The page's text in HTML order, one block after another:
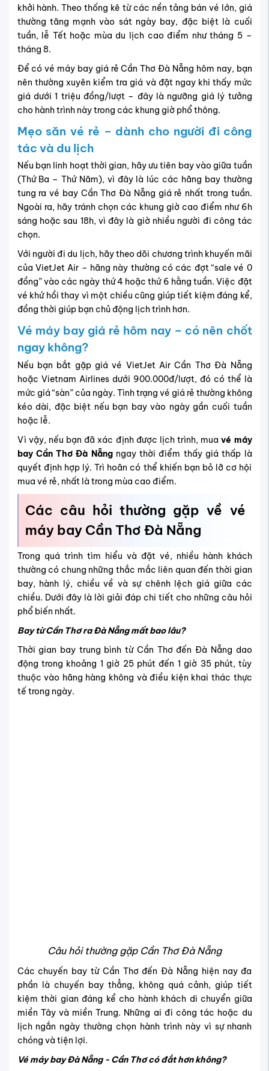
khởi hành. Theo thống kê từ các nền tảng bán vé lớn, giá
thường tăng mạnh vào sát ngày bay, đặc biệt là cuối
tuần, lễ Tết hoặc mùa du lịch cao điểm như tháng 5 –
tháng 8.
Để có vé máy bay giá rẻ Cần Thơ Đà Nẵng hôm nay, bạn
nên thường xuyên kiểm tra giá và đặt ngay khi thấy mức
giá dưới 1 triệu đồng/lượt – đây là ngưỡng giá lý tưởng
cho hành trình này trong các khung giờ phổ thông.
Mẹo săn vé rẻ – dành cho người đi công
tác và du lịch
Nếu bạn linh hoạt thời gian, hãy ưu tiên bay vào giữa tuần
(Thứ Ba – Thứ Năm), vì đây là lúc các hãng bay thường
tung ra vé bay Cần Thơ Đà Nẵng giá rẻ nhất trong tuần.
Ngoài ra, hãy tránh chọn các khung giờ cao điểm như 6h
sáng hoặc sau 18h, vì đây là giờ nhiều người đi công tác
chọn.
Với người đi du lịch, hãy theo dõi chương trình khuyến mãi
của VietJet Air – hãng này thường có các đợt “sale vé 0
đồng” vào các ngày thứ 4 hoặc thứ 6 hằng tuần. Việc đặt
vé khứ hồi thay vì một chiều cũng giúp tiết kiệm đáng kể,
đồng thời giúp bạn chủ động lịch trình hơn.
Vé máy bay giá rẻ hôm nay – có nên chốt
ngay không?
Nếu bạn bắt gặp giá vé VietJet Air Cần Thơ Đà Nẵng
hoặc Vietnam Airlines dưới 900.000đ/lượt, đó có thể là
mức giá “sàn” của ngày. Tình trạng vé giá rẻ thường không
kéo dài, đặc biệt nếu bạn bay vào ngày gần cuối tuần
hoặc lễ.
Vì vậy, nếu bạn đã xác định được lịch trình, muavé máy
bay Cần Thơ Đà Nẵngngay thời điểm thấy giá thấp là
quyết định hợp lý. Trì hoãn có thể khiến bạn bỏ lỡ cơ hội
mua vé rẻ, nhất là trong mùa cao điểm.
Các câu hỏi thường gặp về vé
máy bay Cần Thơ Đà Nẵng
Trong quá trình tìm hiểu và đặt vé, nhiều hành khách
thường có chung những thắc mắc liên quan đến thời gian
bay, hành lý, chiều về và sự chênh lệch giá giữa các
chiều. Dưới đây là lời giải đáp chi tiết cho những câu hỏi
phổ biến nhất.
Bay từ Cần Thơ ra Đà Nẵng mất bao lâu?
Thời gian bay trung bình từ Cần Thơ đến Đà Nẵng dao
động trong khoảng 1 giờ 25 phút đến 1 giờ 35 phút, tùy
thuộc vào hãng hàng không và điều kiện khai thác thực
tế trong ngày.
chóng và tiện lợi.
Vé máy bay Đà Nẵng - Cần Thơ có đắt hơn không?
Giữa hai chiều, mức giá thường không chênh lệch quá lớn,
tuy nhiên trong một số khung giờ cao điểm hoặc khi nhu
cầu tăng, vé máy bay chiều ngược lại Đà Nẵng về Cần
Thơ có thể cao hơn khoảng 10–20%.
hoặc cuối tuần, giá chiều về thường tăng nhẹ do lượng